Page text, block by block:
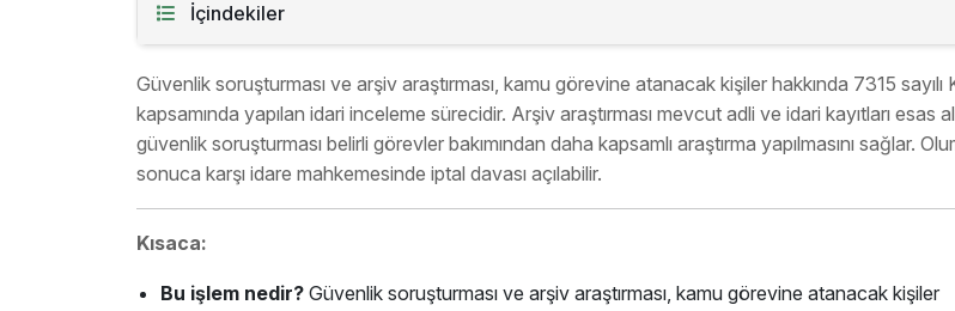
İçindekiler
Güvenlik soruşturması ve arşiv araştırması, kamu görevine atanacak kişiler hakkında 7315 sayılı
kapsamında yapılan idari inceleme sürecidir. Arşiv araştırması mevcut adli ve idari kayıtları esas
güvenlik soruşturması belirli görevler bakımından daha kapsamlı araştırma yapılmasını sağlar.
sonuca karşı idare mahkemesinde iptal davası açılabilir.
Kısaca:
Bu işlem nedir? Güvenlik soruşturması ve arşiv araştırması, kamu görevine atanacak kişiler